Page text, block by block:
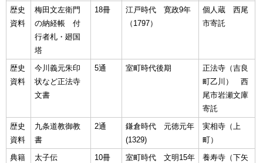
歴史
資料
梅田文左衛門
の納経帳 付
行者札・廻国
塔
18冊
江戸時代 寛政9年
（1797）
個人蔵 西尾
市寄託
歴史
資料
今川義元朱印
状など正法寺
文書
5通 室町時代後期
正法寺（吉良
町乙川） 西
尾市岩瀬文庫
寄託
歴史
資料
九条道教御教
書
2通
鎌倉時代 元徳元年
(1329)
実相寺（上
町）
典籍
太子伝 10冊
室町時代 文明15年
養寿寺（下矢